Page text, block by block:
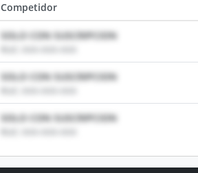
Competidor
SOLO CON SUSCRIPCION
SOLO CON SUSCRIPCION
SOLO CON SUSCRIPCION